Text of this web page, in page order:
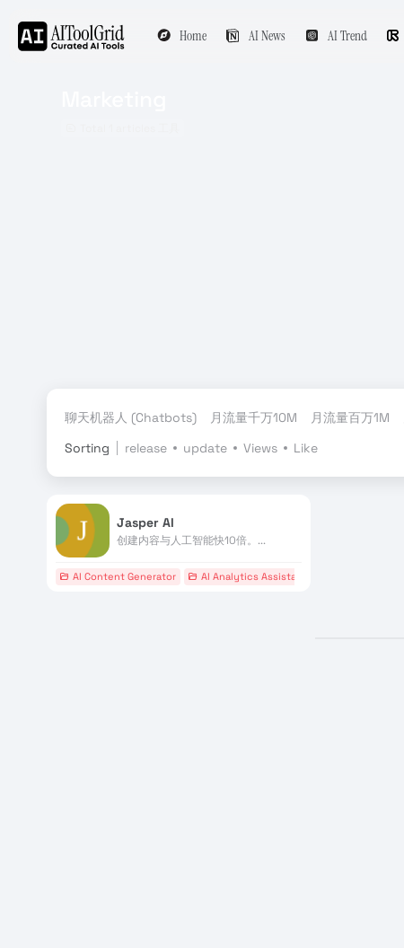
Home AI News AI Trend
聊天机器人 (Chatbots) 月流量千万10M 月流量百万1M
Sorting
release update Views Like
Jasper AI
创建内容与人工智能快10倍。...
AI Content Generator AI Analytics Assistant